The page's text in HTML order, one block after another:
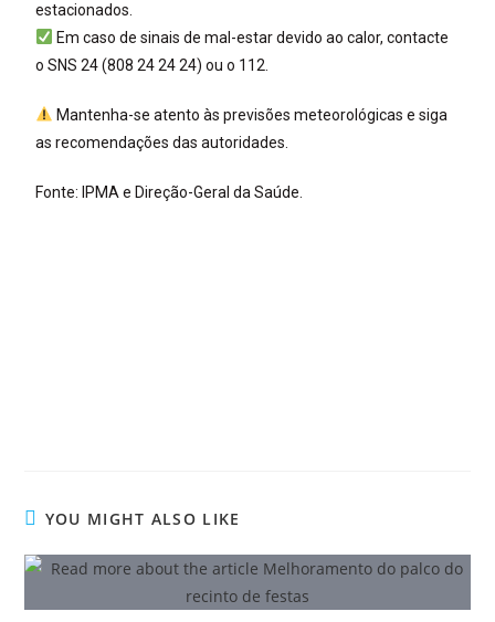
estacionados.
Em caso de sinais de mal-estar devido ao calor, contacte
o SNS 24 (808 24 24 24) ou o 112.
Mantenha-se atento às previsões meteorológicas e siga
as recomendações das autoridades.
Fonte: IPMA e Direção-Geral da Saúde.
YOU MIGHT ALSO LIKE